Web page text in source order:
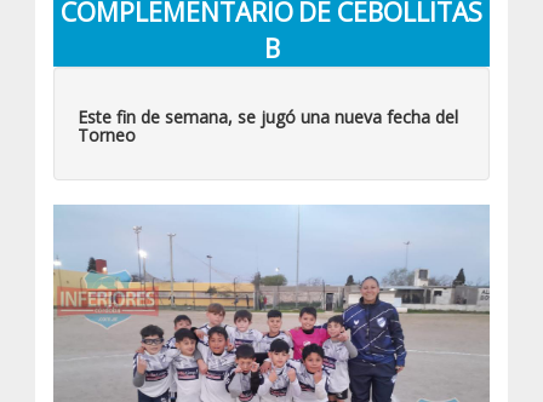
COMPLEMENTARIO DE CEBOLLITAS
B
Este fin de semana, se jugó una nueva fecha del
Torneo